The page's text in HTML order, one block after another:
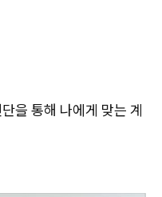
을 통해 나에게 맞는 계